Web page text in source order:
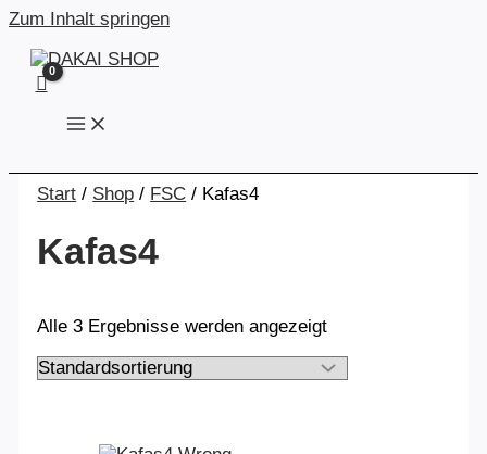
Zum Inhalt springen
Start / Shop / FSC / Kafas4
Kafas4
Alle 3 Ergebnisse werden angezeigt